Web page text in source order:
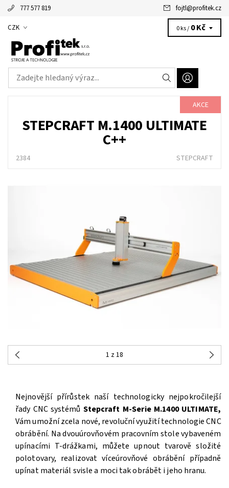
777 577 819 fojtl@profitek.cz
CZK 0 ks / 0 Kč
AKCE
STEPCRAFT M.1400 ULTIMATE
C++
2384 STEPCRAFT
1 z 18
Nejnovější přírůstek naší technologicky nejpokročilejší
řady CNC systémů Stepcraft M-Serie M.1400 ULTIMATE,
Vám umožní zcela nové, revoluční využití technologie CNC
obrábění. Na dvouúrovňovém pracovním stole vybaveném
upínacími T-drážkami, můžete upnout tvarově složité
polotovary, realizovat víceúrovňové obrábění případně
upínat materiál svisle a moci tak obrábět i jeho hranu.
Alžbětka - vaše virtuální asistentka